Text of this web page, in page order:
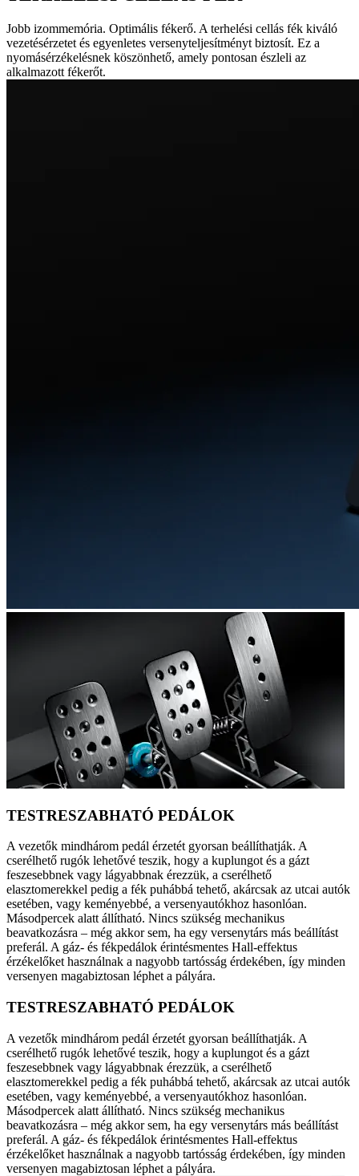
Jobb izommemória. Optimális fékerő. A terhelési cellás fék kiváló
vezetésérzetet és egyenletes versenyteljesítményt biztosít. Ez a
nyomásérzékelésnek köszönhető, amely pontosan észleli az
alkalmazott fékerőt.
TESTRESZABHATÓ PEDÁLOK
A vezetők mindhárom pedál érzetét gyorsan beállíthatják. A
cserélhető rugók lehetővé teszik, hogy a kuplungot és a gázt
feszesebbnek vagy lágyabbnak érezzük, a cserélhető
elasztomerekkel pedig a fék puhábbá tehető, akárcsak az utcai autók
esetében, vagy keményebbé, a versenyautókhoz hasonlóan.
Másodpercek alatt állítható. Nincs szükség mechanikus
beavatkozásra – még akkor sem, ha egy versenytárs más beállítást
preferál. A gáz- és fékpedálok érintésmentes Hall-effektus
érzékelőket használnak a nagyobb tartósság érdekében, így minden
versenyen magabiztosan léphet a pályára.
TESTRESZABHATÓ PEDÁLOK
A vezetők mindhárom pedál érzetét gyorsan beállíthatják. A
cserélhető rugók lehetővé teszik, hogy a kuplungot és a gázt
feszesebbnek vagy lágyabbnak érezzük, a cserélhető
elasztomerekkel pedig a fék puhábbá tehető, akárcsak az utcai autók
esetében, vagy keményebbé, a versenyautókhoz hasonlóan.
Másodpercek alatt állítható. Nincs szükség mechanikus
beavatkozásra – még akkor sem, ha egy versenytárs más beállítást
preferál. A gáz- és fékpedálok érintésmentes Hall-effektus
érzékelőket használnak a nagyobb tartósság érdekében, így minden
versenyen magabiztosan léphet a pályára.